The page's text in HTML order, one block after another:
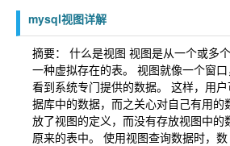
mysql视图详解
摘要： 什么是视图 视图是从一个或多
一种虚拟存在的表。 视图就像一个窗
看到系统专门提供的数据。 这样，用
据库中的数据，而之关心对自己有用的
放了视图的定义，而没有存放视图中的
原来的表中。 使用视图查询数据时，数